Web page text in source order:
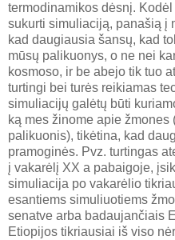
termodinamikos dėsnį.
sukurti simuliaciją, panašią į
kad daugiausia šansų, kad
mūsų palikuonys, o ne nei
kosmoso, ir be abejo tik tuo
turtingi bei turės reikiamas
simuliacijų galėtų būti
ką mes žinome apie
palikuonis), tikėtina, kad
pramoginės. Pvz. turtingas
į vakarėlį XX a pabaigoje,
simuliacija po vakarėlio
esantiems simuliuotiems
senatve arba badaujančiais
Etiopijos tikriausiai iš viso